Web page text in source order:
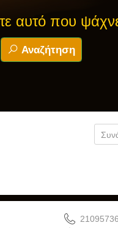
Αναζήτηση